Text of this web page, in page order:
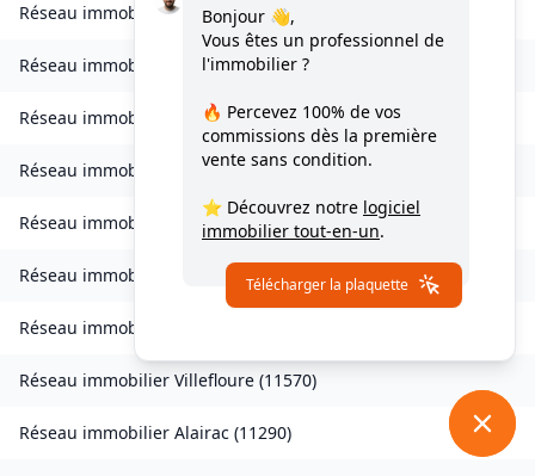
Réseau immobilierVentenac-en-Minervois
Réseau immobilier Verdun-en-Lauragais
Réseau immobilier Vignevieille(11330)
Réseau immobilier Villalier(11600 )
Réseau immobilier Villanière(11600)
Réseau immobilier Villardebelle ( 11580
Réseau immobilier
Réseau immobilier Villefloure (11570)
Réseau immobilier Alairac (11290)
Bonjour 👋,
Vous êtes un professionnel de
l'immobilier ?
🔥 Percevez 100% de vos
commissions dès la première
vente sans condition.
⭐ Découvrez notre logiciel
immobilier tout-en-un.
Télécharger la plaquette